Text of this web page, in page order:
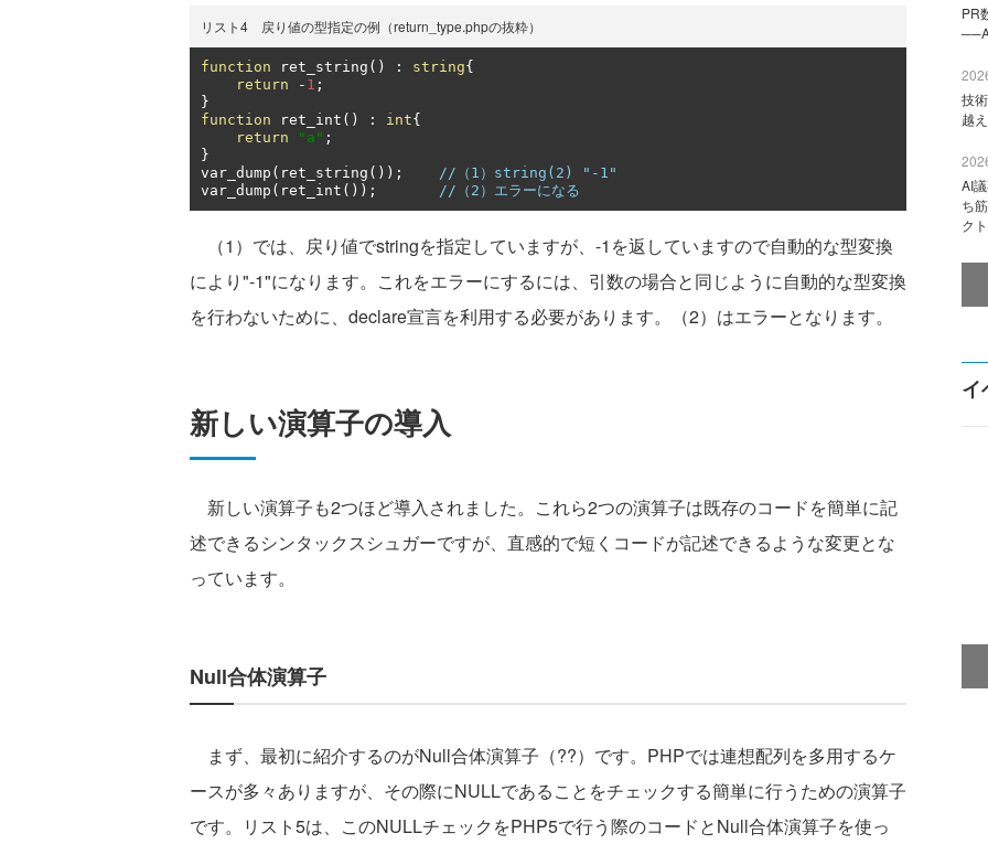
リスト4 戻り値の型指定の例（return_type.phpの抜粋）
function ret_string () : string{
return
- 1 ;
}
function ret_int () : int{
return
"a" ;
}
var_dump ( ret_string ());
//（1）string(2) "-1"
var_dump ( ret_int ()); //（2）エラーになる
（1）では、戻り値でstringを指定していますが、-1を返していますので自動的な型変換
により"-1"になります。これをエラーにするには、引数の場合と同じように自動的な型変換
を行わないために、declare宣言を利用する必要があります。（2）はエラーとなります。
新しい演算子の導入
新しい演算子も2つほど導入されました。これら2つの演算子は既存のコードを簡単に記
述できるシンタックスシュガーですが、直感的で短くコードが記述できるような変更とな
っています。
Null合体演算子
まず、最初に紹介するのがNull合体演算子（??）です。PHPでは連想配列を多用するケ
ースが多々ありますが、その際にNULLであることをチェックする簡単に行うための演算子
です。リスト5は、このNULLチェックをPHP5で行う際のコードとNull合体演算子を使っ
PR
技
越
AI
ち
ク
イ